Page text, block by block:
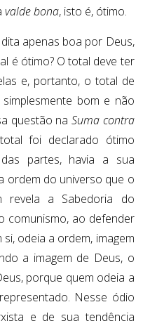
valde bona, isto é, ótimo.
apenas boa por Deus,
é ótimo? O total deve ter
e, portanto, o total de
bom e não
questão na Suma contra
foi declarado ótimo
partes, havia a sua
ordem do universo que o
a Sabedoria do
comunismo, ao defender
odeia a ordem, imagem
a imagem de Deus, o
porque quem odeia a
Nesse ódio
e de sua tendência